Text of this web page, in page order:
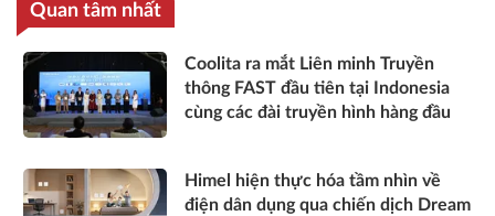
Quan tâm nhất
Coolita ra mắt Liên minh Truyền
thông FAST đầu tiên tại Indonesia
cùng các đài truyền hình hàng đầu
Himel hiện thực hóa tầm nhìn về
điện dân dụng qua chiến dịch Dream